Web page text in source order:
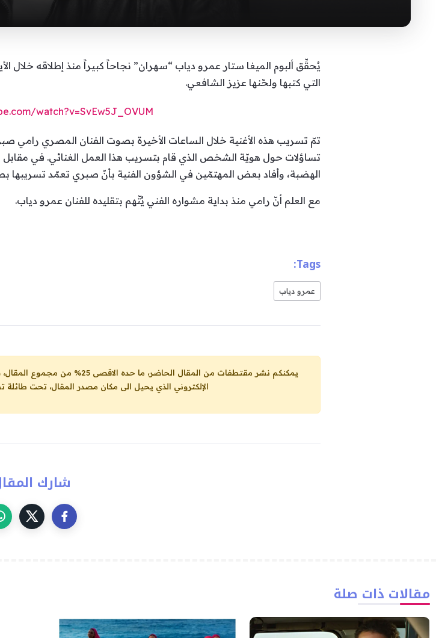
يُحقِّق ألبوم الميغا ستار عمرو دياب “سهران” نجاحاً كبيراً منذ إطلاقه خلال
التي كتبها ولحّنها عزيز الشافعي.
watch?v=SvEw5J_OVUM
تمّ تسريب هذه الأغنية خلال الساعات الأخيرة بصوت الفنان المصري رامي
تساؤلات حول هويّة الشخص الذي قام بتسريب هذا العمل الغنائي. في
الهضبة، وأفاد بعض المهتمّين في الشؤون الفنية بأنّ صبري تعمّد تسريبها
مع العلم أنّ رامي منذ بداية مشواره الفني يُتّهم بتقليده للفنان عمرو دياب.
Tags:
عمرو دياب
يمكنكم نشر مقتطفات من المقال الحاضر، ما حده الاقصى 25% من مجموع المقال، شرط: ذكر اسم المؤلف والناشر ووضع رابط
الإلكتروني الذي يحيل الى مكان مصدر المقال، تحت طائلة
شارك
مقالات ذات صلة